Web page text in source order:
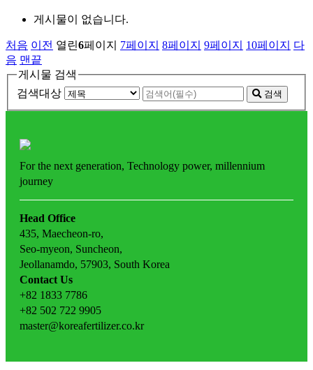
게시물이 없습니다.
처음 이전 열린6페이지 7페이지 8페이지 9페이지 10페이지
다
음 맨끝
게시물 검색
검색대상
검색
For the next generation, Technology power, millennium
journey
Head Office
435, Maecheon-ro,
Seo-myeon, Suncheon,
Jeollanamdo, 57903, South Korea
Contact Us
+82 1833 7786
+82 502 722 9905
master@koreafertilizer.co.kr